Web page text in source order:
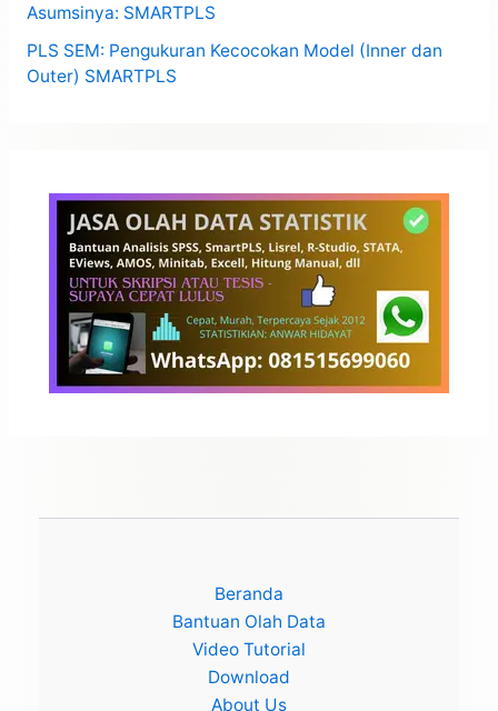
Asumsinya: SMARTPLS
PLS SEM: Pengukuran Kecocokan Model (Inner dan
Outer) SMARTPLS
Beranda
Bantuan Olah Data
Video Tutorial
Download
About Us